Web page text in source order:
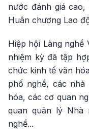
nước đánh giá
Huân chương Lao
Hiệp hội Làng nghề
nhiệm kỳ đã tập
chức kinh tế văn
phố nghề, các
hóa, các cơ quan
quan quản lý Nhà
nghề...